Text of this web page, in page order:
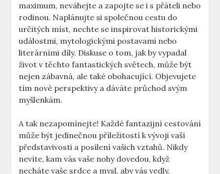
maximum, neváhejte a zapojte se i s přáteli nebo
rodinou. Naplánujte si společnou cestu do
určitých míst, nechte se inspirovat historickými
událostmi, mytologickými postavami nebo
literárními díly. Diskuse o tom, jak by vypadal
život v těchto fantastických světech, může být
nejen zábavná, ale také obohacující. Objevujete
tím nové perspektivy a dáváte průchod svým
myšlenkám.
A tak nezapomínejte! Každé fantazijní cestování
může být jedinečnou příležitostí k vývoji vaší
představivosti a posílení vašich vztahů. Nikdy
nevíte, kam vás vaše nohy dovedou, když
necháte vaše srdce a mysl, aby vás vedly.